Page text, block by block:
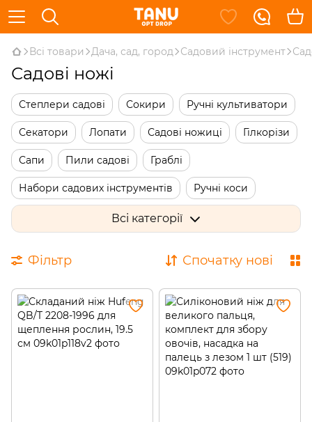
Всі товари Дача, сад, город Садовий інструмент
Садові ножі
Степлери садові Сокири Ручні культиватори
Секатори Лопати Садові ножиці Гілкорізи
Сапи Пили садові Граблі
Набори садових інструментів Ручні коси
Садові совки
Всі категорії
Фільтр Спочатку нові